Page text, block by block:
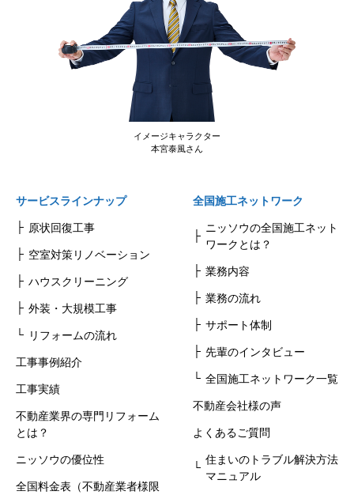
イメージキャラクター
本宮泰風さん
サービスラインナップ
原状回復工事
空室対策リノベーション
ハウスクリーニング
外装・大規模工事
リフォームの流れ
工事事例紹介
工事実績
不動産業界の専門リフォーム
とは？
ニッソウの優位性
全国料金表（不動産業者様限
全国施工ネットワーク
ニッソウの全国施工ネット
ワークとは？
業務内容
業務の流れ
サポート体制
先輩のインタビュー
全国施工ネットワーク一覧
不動産会社様の声
よくあるご質問
住まいのトラブル解決方法
マニュアル